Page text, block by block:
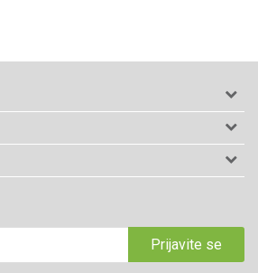
Prijavite se